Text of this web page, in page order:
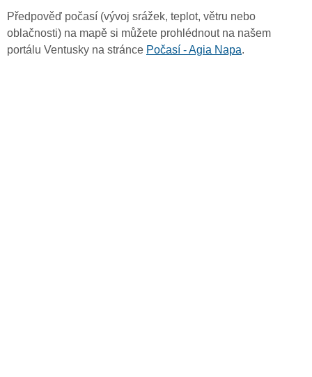
Předpověď počasí (vývoj srážek, teplot, větru nebo
oblačnosti) na mapě si můžete prohlédnout na našem
portálu Ventusky na stránce Počasí - Agia Napa.